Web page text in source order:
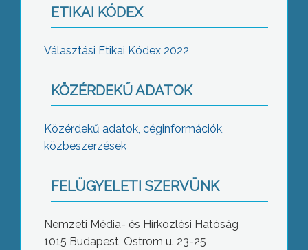
ETIKAI KÓDEX
Választási Etikai Kódex 2022
KÖZÉRDEKŰ ADATOK
Közérdekű adatok, céginformációk,
közbeszerzések
FELÜGYELETI SZERVÜNK
Nemzeti Média- és Hírközlési Hatóság
1015 Budapest, Ostrom u. 23-25